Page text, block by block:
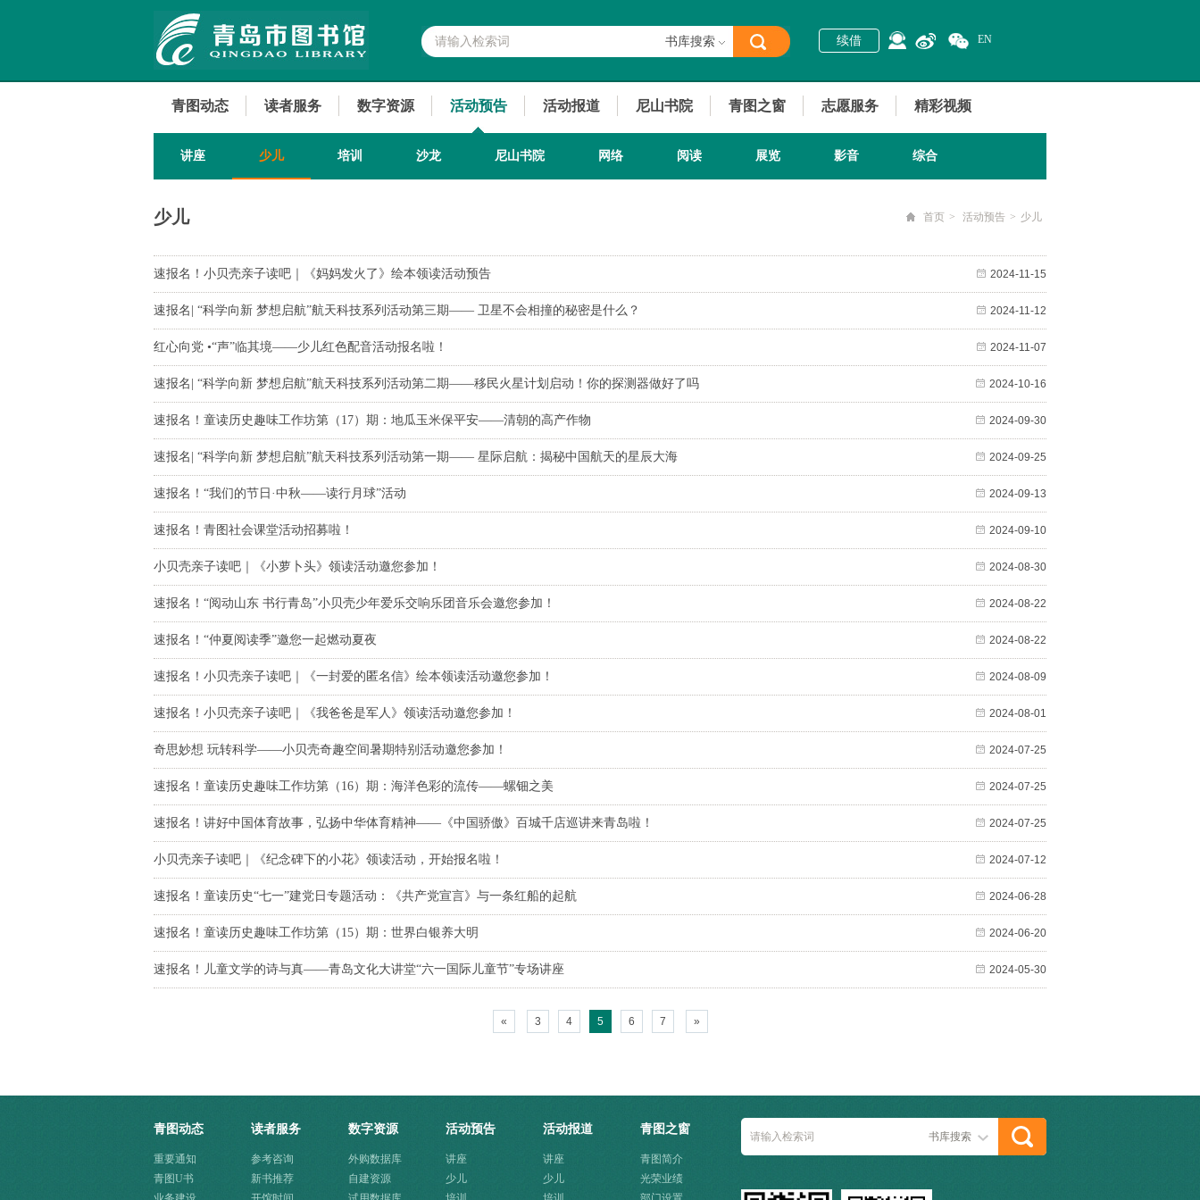
书库搜索 续借 EN
青图动态 读者服务 数字资源 活动预告 活动报道 尼山书院 青图之窗 志愿服务 精彩视频
讲座 少儿 培训 沙龙 尼山书院 网络 阅读 展览 影音 综合
首页 > 活动预告 > 少儿
少儿
2024-11-15
速报名！小贝壳亲子读吧｜《妈妈发火了》绘本领读活动预告
2024-11-12
速报名| “科学向新 梦想启航”航天科技系列活动第三期—— 卫星不会相撞的秘密是什么？
2024-11-07
红心向党 •“声”临其境——少儿红色配音活动报名啦！
2024-10-16
速报名| “科学向新 梦想启航”航天科技系列活动第二期——移民火星计划启动！你的探测器做好了吗
2024-09-30
速报名！童读历史趣味工作坊第（17）期：地瓜玉米保平安——清朝的高产作物
2024-09-25
速报名| “科学向新 梦想启航”航天科技系列活动第一期—— 星际启航：揭秘中国航天的星辰大海
2024-09-13
速报名！“我们的节日·中秋——读行月球”活动
2024-09-10
速报名！青图社会课堂活动招募啦！
2024-08-30
小贝壳亲子读吧｜《小萝卜头》领读活动邀您参加！
2024-08-22
速报名！“阅动山东 书行青岛”小贝壳少年爱乐交响乐团音乐会邀您参加！
2024-08-22
速报名！“仲夏阅读季”邀您一起燃动夏夜
2024-08-09
速报名！小贝壳亲子读吧｜《一封爱的匿名信》绘本领读活动邀您参加！
2024-08-01
速报名！小贝壳亲子读吧｜《我爸爸是军人》领读活动邀您参加！
2024-07-25
奇思妙想 玩转科学——小贝壳奇趣空间暑期特别活动邀您参加！
2024-07-25
速报名！童读历史趣味工作坊第（16）期：海洋色彩的流传——螺钿之美
2024-07-25
速报名！讲好中国体育故事，弘扬中华体育精神——《中国骄傲》百城千店巡讲来青岛啦！
2024-07-12
小贝壳亲子读吧｜《纪念碑下的小花》领读活动，开始报名啦！
2024-06-28
速报名！童读历史“七一”建党日专题活动：《共产党宣言》与一条红船的起航
2024-06-20
速报名！童读历史趣味工作坊第（15）期：世界白银养大明
2024-05-30
速报名！儿童文学的诗与真——青岛文化大讲堂“六一国际儿童节”专场讲座
« 3 4 5 6 7 »
青图动态
重要通知
青图U书
读者服务
参考咨询
新书推荐
数字资源
外购数据库
自建资源
活动预告
讲座
少儿
活动报道
讲座
少儿
青图之窗
青图简介
光荣业绩
书库搜索